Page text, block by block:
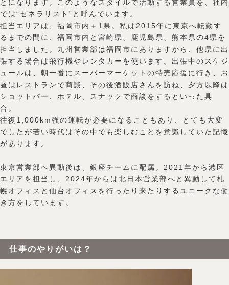
とになります。このようなスタイルで活動する営業員を、社内
では“ゼネラリスト”と呼んでいます。
担当エリアは、福岡市内＋1県。私は2015年に東京へ転勤す
るまでの間に、福岡市内と宮崎県、鹿児島県、熊本県の4県を
担当しました。九州営業部は福岡市にありますから、他県に出
張する場合は飛行機やレンタカーを使います。出張中のスケジ
ュールは、朝一番にスーパーマーケットの特売応援に行き、お
昼はレストランで商談、その後酒販店さんを訪ね、夕方以降は
ショットバー、ホテル、スナックで商談をするといった具
合。
往復1,000km強の運転が必要になることもあり、とても大変
でしたが若い時代はその中でも楽しむことを意識していた記憶
があります。
東京営業部へ異動後は、銀座チームに配属。2021年から港区
エリアを担当し、2024年からは北日本営業部へと異動して札
幌オフィスと仙台オフィスを行ったり来たりするユニークな働
き方をしています。
仕事のやりがいは？